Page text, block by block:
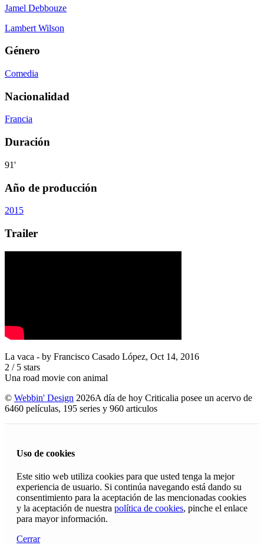
Jamel Debbouze
Lambert Wilson
Género
Comedia
Nacionalidad
Francia
Duración
91'
Año de producción
2015
Trailer
La vaca - by Francisco Casado López, Oct 14, 2016
2 / 5 stars
Una road movie con animal
© Webbin' Design 2026A día de hoy Criticalia posee un acervo de
6460 películas, 195 series y 960 articulos
Uso de cookies
Este sitio web utiliza cookies para que usted tenga la mejor
experiencia de usuario. Si continúa navegando está dando su
consentimiento para la aceptación de las mencionadas cookies
y la aceptación de nuestra política de cookies, pinche el enlace
para mayor información.
Cerrar